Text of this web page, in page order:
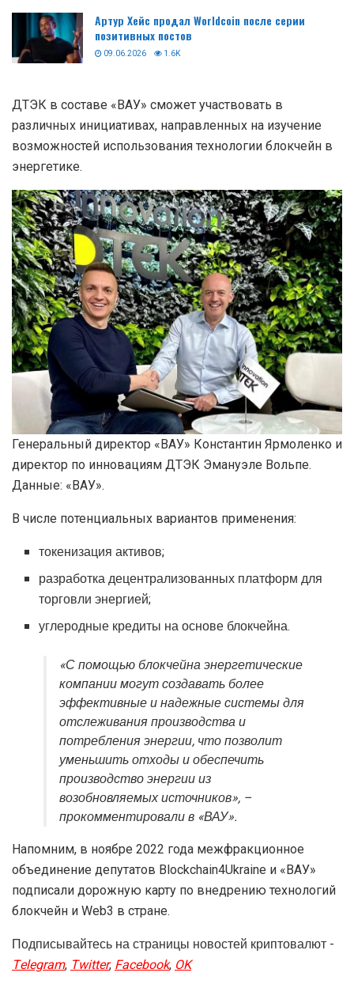
Артур Хейс продал Worldcoin после серии
позитивных постов
09.06.2026 1.6K
ДТЭК в составе «ВАУ» сможет участвовать в
различных инициативах, направленных на изучение
возможностей использования технологии блокчейн в
энергетике.
Генеральный директор «ВАУ» Константин Ярмоленко и
директор по инновациям ДТЭК Эмануэле Вольпе.
Данные: «ВАУ».
В числе потенциальных вариантов применения:
токенизация активов;
разработка децентрализованных платформ для
торговли энергией;
углеродные кредиты на основе блокчейна.
«С помощью блокчейна энергетические
компании могут создавать более
эффективные и надежные системы для
отслеживания производства и
потребления энергии, что позволит
уменьшить отходы и обеспечить
производство энергии из
возобновляемых источников», –
прокомментировали в «ВАУ».
Напомним, в ноябре 2022 года межфракционное
объединение депутатов Blockchain4Ukraine и «ВАУ»
подписали дорожную карту по внедрению технологий
блокчейн и Web3 в стране.
Подписывайтесь на страницы новостей криптовалют -
Telegram,Twitter,Facebook,OK